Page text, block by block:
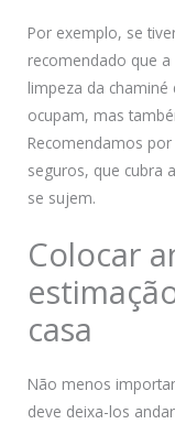
Por exemplo, se
recomendado que
limpeza da
ocupam, mas
Recomendamos
seguros, que cubra
se sujem.
Colocar
casa
Não menos
deve deixa-los